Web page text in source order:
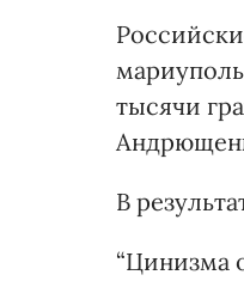
тысячи
В
“Цинизма